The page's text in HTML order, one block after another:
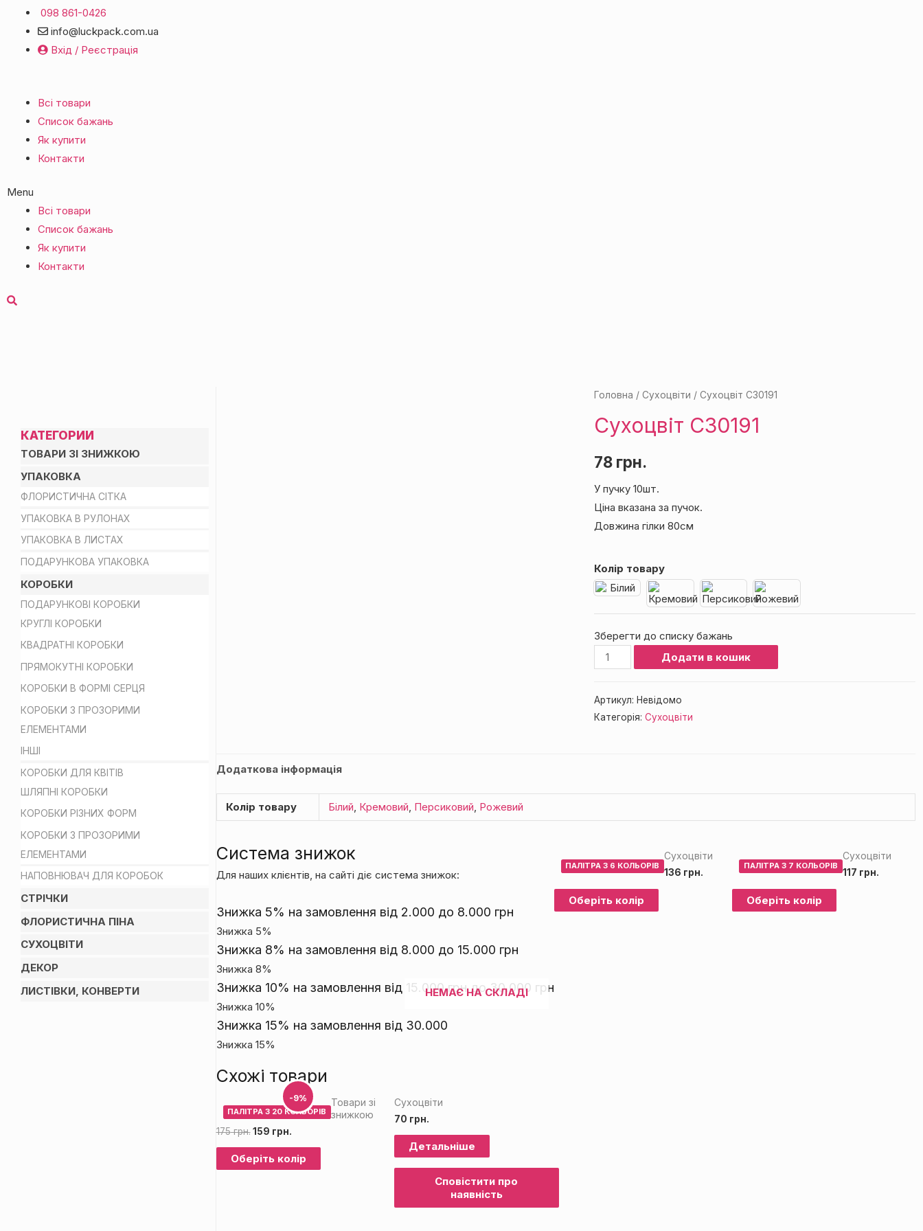
098 861-0426
info@luckpack.com.ua
Вхід / Реєстрація
Всі товари
Список бажань
Як купити
Контакти
Menu
Всі товари
Список бажань
Як купити
Контакти
КАТЕГОРИИ
ТОВАРИ ЗІ ЗНИЖКОЮ
УПАКОВКА
ФЛОРИСТИЧНА СІТКА
УПАКОВКА В РУЛОНАХ
УПАКОВКА В ЛИСТАХ
ПОДАРУНКОВА УПАКОВКА
КОРОБКИ
ПОДАРУНКОВІ КОРОБКИ
КРУГЛІ КОРОБКИ
КВАДРАТНІ КОРОБКИ
ПРЯМОКУТНІ КОРОБКИ
КОРОБКИ В ФОРМІ СЕРЦЯ
КОРОБКИ З ПРОЗОРИМИ
ЕЛЕМЕНТАМИ
ІНШІ
КОРОБКИ ДЛЯ КВІТІВ
ШЛЯПНІ КОРОБКИ
КОРОБКИ РІЗНИХ ФОРМ
КОРОБКИ З ПРОЗОРИМИ
ЕЛЕМЕНТАМИ
НАПОВНЮВАЧ ДЛЯ КОРОБОК
СТРІЧКИ
ФЛОРИСТИЧНА ПІНА
СУХОЦВІТИ
ДЕКОР
ЛИСТІВКИ, КОНВЕРТИ
Головна / Сухоцвіти / Сухоцвіт С30191
Сухоцвіт С30191
78грн.
У пучку 10шт.
Ціна вказана за пучок.
Довжина гілки 80см
Колір товару
Зберегти до списку бажань
Сухоцвіт
С30191
Додати в кошик
Артикул: Невідомо
Категорія: Сухоцвіти
Додаткова інформація
Колір товару Білий, Кремовий, Персиковий, Рожевий
Система знижок
Для наших клієнтів, на сайті діє система знижок:
Знижка 5% на замовлення від 2.000 до 8.000 грн
Знижка 5%
Знижка 8% на замовлення від 8.000 до 15.000 грн
Знижка 8%
Знижка 10% на замовлення від 15.000 грн до 30.000 грн
Знижка 10%
Знижка 15% на замовлення від 30.000
Знижка 15%
Схожі товари
ПАЛІТРА З 6 КОЛЬОРІВ
Сухоцвіти
136 грн.
Оберіть колір
ПАЛІТРА З 7 КОЛЬОРІВ
Сухоцвіти
117 грн.
Оберіть колір
ПАЛІТРА З 20 КОЛЬОРІВ
-15%
-9%
Товари зі
знижкою
175грн. 159 грн.
Оберіть колір
НЕМАЄ НА СКЛАДІ
Сухоцвіти
70 грн.
Детальніше
Сповістити про
наявність